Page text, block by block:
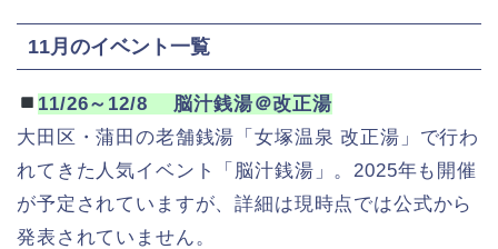
11月のイベント一覧
11/26～12/8 脳汁銭湯＠改正湯
大田区・蒲田の老舗銭湯「女塚温泉 改正湯」で行わ
れてきた人気イベント「脳汁銭湯」。2025年も開催
が予定されていますが、詳細は現時点では公式から
発表されていません。